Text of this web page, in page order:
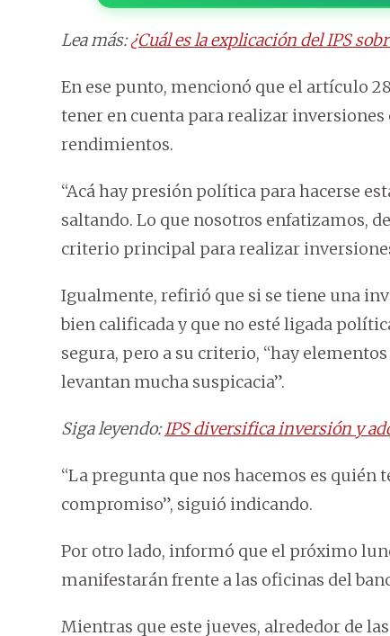
Lea más:¿Cuál es la explicación del IPS
En ese punto, mencionó que el artículo
tener en cuenta para realizar
rendimientos.
“Acá hay presión política para hacerse
saltando. Lo que nosotros enfatizamos,
criterio principal para realizar
Igualmente, refirió que si se tiene una
bien calificada y que no esté ligada
segura, pero a su criterio, “hay
levantan mucha suspicacia”.
Siga leyendo:IPS diversifica inversión y
“La pregunta que nos hacemos es
compromiso”, siguió indicando.
Por otro lado, informó que el próximo
manifestarán frente a las oficinas del
Mientras que este jueves, alrededor de